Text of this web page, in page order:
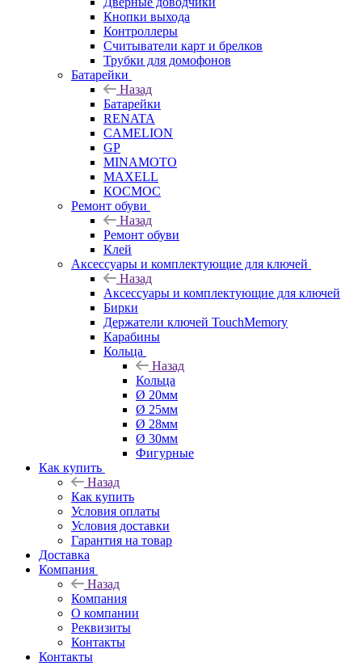
Кнопки выхода
Контроллеры
Считыватели карт и брелков
Трубки для домофонов
Батарейки
Назад
Батарейки
RENATA
CAMELION
GP
MINAMOTO
MAXELL
КОСМОС
Ремонт обуви
Назад
Ремонт обуви
Клей
Аксессуары и комплектующие для ключей
Назад
Аксессуары и комплектующие для ключей
Бирки
Держатели ключей TouchMemory
Карабины
Кольца
Назад
Кольца
Ø 20мм
Ø 25мм
Ø 28мм
Ø 30мм
Фигурные
Как купить
Назад
Как купить
Условия оплаты
Условия доставки
Гарантия на товар
Доставка
Компания
Назад
Компания
О компании
Реквизиты
Контакты
Контакты